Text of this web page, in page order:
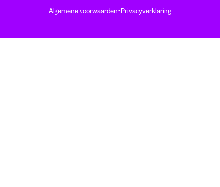
Algemene voorwaarden·Privacyverklaring